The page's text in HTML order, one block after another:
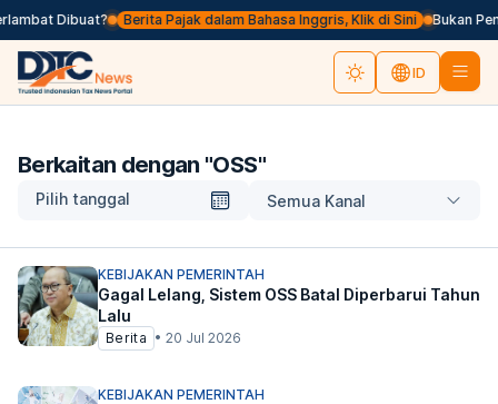
Dibuat? Berita Pajak dalam Bahasa Inggris, Klik di Sini Bukan
ID
Berkaitan dengan "OSS"
Pilih tanggal Semua Kanal
KEBIJAKAN PEMERINTAH
Gagal Lelang, Sistem OSS Batal Diperbarui Tahun
Lalu
Berita • 20 Jul 2026
KEBIJAKAN PEMERINTAH